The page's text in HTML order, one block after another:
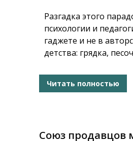
Разгадка этого
психологии и
гаджете и не в
детства: грядка,
Читать полностью
Союз продавцов